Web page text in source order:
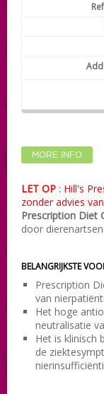
MORE INFO
LET OP : Hill's
zonder advies
Prescription Diet
door
BELANGRIJKSTE
Prescription
van
Het hoge
neutralisatie
Het is klinisch
de